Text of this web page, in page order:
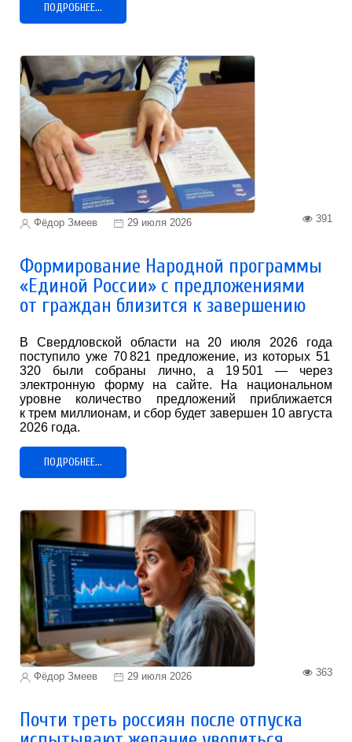
ПОДРОБНЕЕ...
Фёдор Змеев 29 июля 2026 391
Формирование Народной программы
«Единой России» с предложениями
от граждан близится к завершению
В Свердловской области на 20 июля 2026 года
поступило уже 70 821 предложение, из которых 51
320 были собраны лично, а 19 501 — через
электронную форму на сайте. На национальном
уровне количество предложений приближается
к трем миллионам, и сбор будет завершен 10 августа
2026 года.
ПОДРОБНЕЕ...
Фёдор Змеев 29 июля 2026 363
Почти треть россиян после отпуска